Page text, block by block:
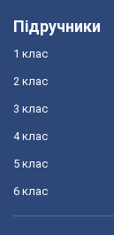
Підручники
1 клас
2 клас
3 клас
4 клас
5 клас
6 клас